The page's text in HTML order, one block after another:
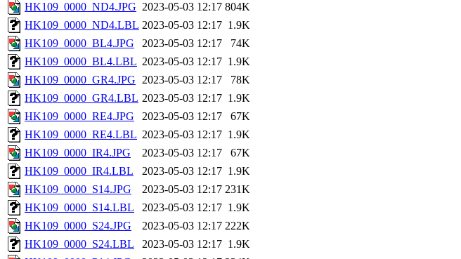
HK109_0000_ND4.JPG 2023-05-03 12:17 804K
HK109_0000_ND4.LBL 2023-05-03 12:17 1.9K
HK109_0000_BL4.JPG
2023-05-03 12:17
74K
HK109_0000_BL4.LBL 2023-05-03 12:17 1.9K
HK109_0000_GR4.JPG 2023-05-03 12:17
78K
HK109_0000_GR4.LBL 2023-05-03 12:17 1.9K
HK109_0000_RE4.JPG
2023-05-03 12:17
67K
HK109_0000_RE4.LBL 2023-05-03 12:17 1.9K
HK109_0000_IR4.JPG
2023-05-03 12:17
67K
HK109_0000_IR4.LBL
2023-05-03 12:17 1.9K
HK109_0000_S14.JPG
2023-05-03 12:17 231K
HK109_0000_S14.LBL
2023-05-03 12:17 1.9K
HK109_0000_S24.JPG
2023-05-03 12:17 222K
HK109_0000_S24.LBL
2023-05-03 12:17 1.9K